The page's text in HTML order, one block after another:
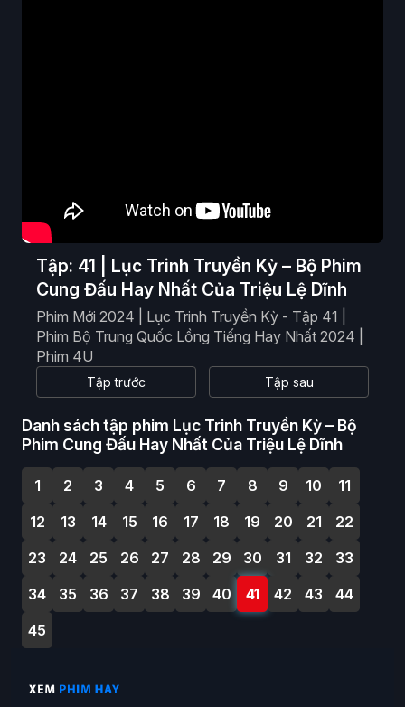
Tập: 41 | Lục Trinh Truyền Kỳ – Bộ Phim
Cung Đấu Hay Nhất Của Triệu Lệ Dĩnh
Phim Mới 2024 | Lục Trinh Truyền Kỳ - Tập 41 |
Phim Bộ Trung Quốc Lồng Tiếng Hay Nhất 2024 |
Phim 4U
Tập trước Tập sau
Danh sách tập phim Lục Trinh Truyền Kỳ – Bộ
Phim Cung Đấu Hay Nhất Của Triệu Lệ Dĩnh
1 2 3 4 5 6 7 8 9 10
11
12
13 14 15 16 17 18 19 20 21
22
23
24 25 26 27 28 29 30 31 32
33
34
35 36 37 38 39 40 41 42 43
44
45